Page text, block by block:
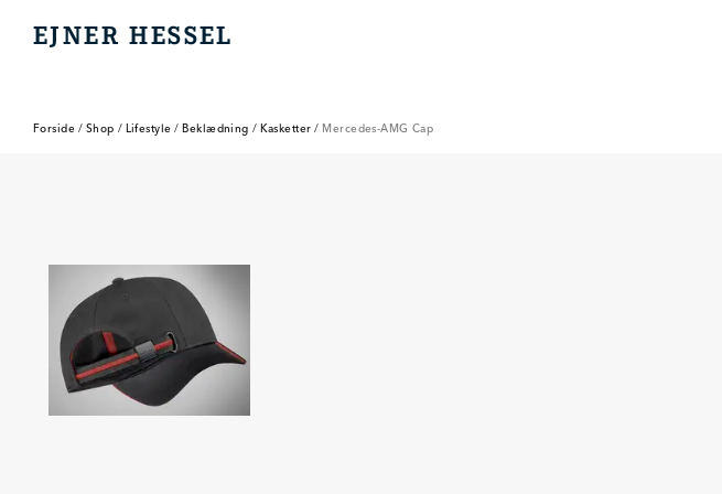
EJNER HESSEL
Forside / Shop / Lifestyle / Beklædning / Kasketter / Mercedes-AMG Cap